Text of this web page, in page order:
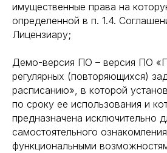
имущественные права на
определенной в п. 1.4.
Лицензиару;
Демо-версия ПО – версия ПО
регулярных (повторяющихся)
расписанию», в которой
по сроку ее использования и
предназначена исключительно
самостоятельного
функциональными